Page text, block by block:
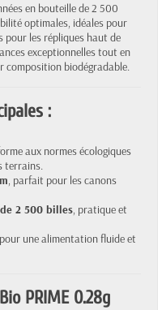
en bouteille de 2 500
optimales, idéales pour
pour les répliques haut de
exceptionnelles tout en
composition biodégradable.
:
aux normes écologiques
terrains.
, parfait pour les canons
2 500 billes, pratique et
une alimentation fluide et
PRIME 0.28g